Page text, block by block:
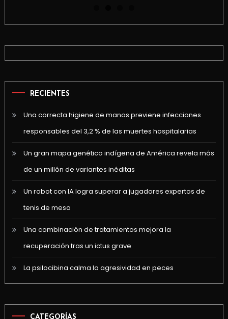
RECIENTES
Una correcta higiene de manos previene infecciones
responsables del 3,2 % de las muertes hospitalarias
Un gran mapa genético indígena de América revela más
de un millón de variantes inéditas
Un robot con IA logra superar a jugadores expertos de
tenis de mesa
Una combinación de tratamientos mejora la
recuperación tras un ictus grave
La psilocibina calma la agresividad en peces
CATEGORÍAS